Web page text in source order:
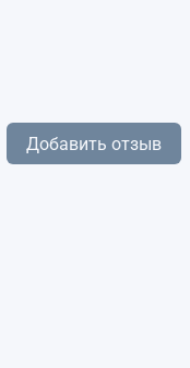
Добавить отзыв